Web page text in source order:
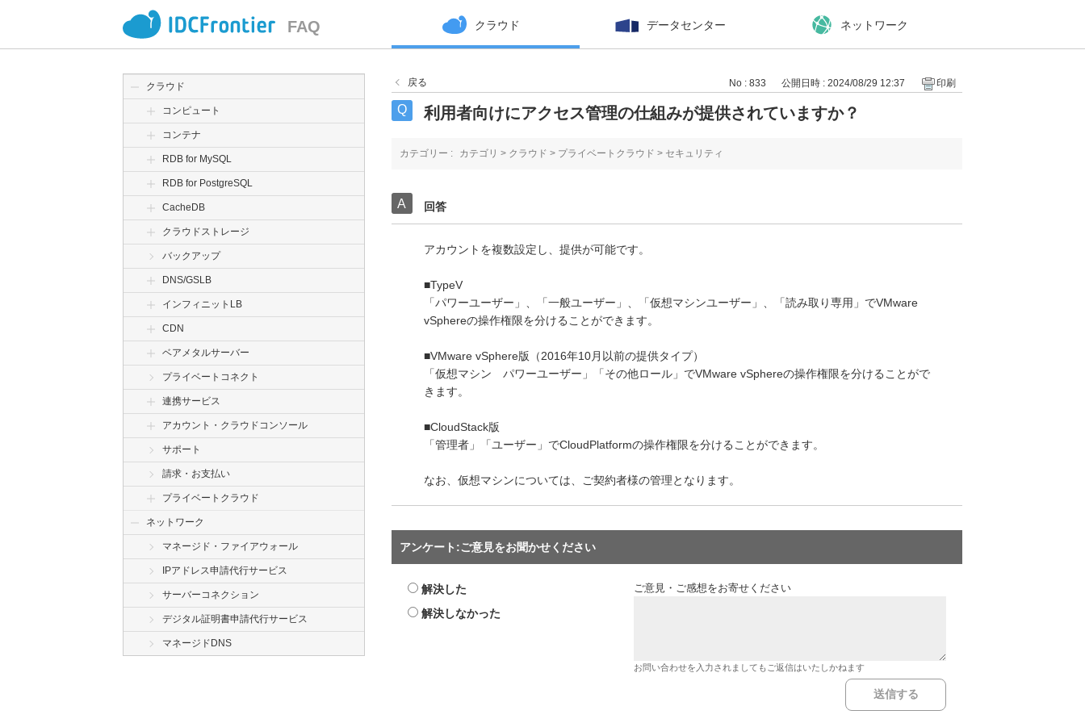
FAQ クラウド データセンター ネットワーク
クラウド
コンピュート
コンテナ
RDB for MySQL
RDB for PostgreSQL
CacheDB
クラウドストレージ
バックアップ
DNS/GSLB
インフィニットLB
CDN
ベアメタルサーバー
プライベートコネクト
連携サービス
アカウント・クラウドコンソール
サポート
請求・お支払い
プライベートクラウド
ネットワーク
マネージド・ファイアウォール
IPアドレス申請代行サービス
サーバーコネクション
デジタル証明書申請代行サービス
マネージドDNS
戻る No : 833 公開日時 : 2024/08/29 12:37 印刷
利用者向けにアクセス管理の仕組みが提供されていますか？
カテゴリー : カテゴリ > クラウド > プライベートクラウド > セキュリティ
回答
アカウントを複数設定し、提供が可能です。
■TypeV
「パワーユーザー」、「一般ユーザー」、「仮想マシンユーザー」、「読み取り専用」でVMware
vSphereの操作権限を分けることができます。
■VMware vSphere版（2016年10月以前の提供タイプ）
「仮想マシン パワーユーザー」「その他ロール」でVMware vSphereの操作権限を分けることがで
きます。
■CloudStack版
「管理者」「ユーザー」でCloudPlatformの操作権限を分けることができます。
なお、仮想マシンについては、ご契約者様の管理となります。
アンケート:ご意見をお聞かせください
解決した
解決しなかった
ご意見・ご感想をお寄せください
お問い合わせを入力されましてもご返信はいたしかねます